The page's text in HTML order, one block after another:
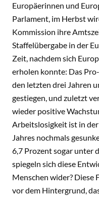
Europäerinnen und
Parlament, im Herbst
Kommission ihre
Staffelübergabe in der
Zeit, nachdem sich
erholen konnte: Das
den letzten drei Jahren
gestiegen, und zuletzt
wieder positive
Arbeitslosigkeit ist in der
Jahres nochmals
6,7 Prozent sogar unter
spiegeln sich diese
Menschen wider? Diese
vor dem Hintergrund,